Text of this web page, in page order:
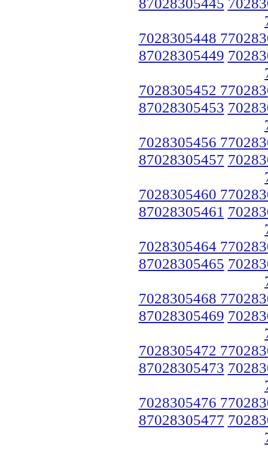
7028305448
87028305449
7028305452
87028305453
7028305456
87028305457
7028305460
87028305461
7028305464
87028305465
7028305468
87028305469
7028305472
87028305473
7028305476
87028305477